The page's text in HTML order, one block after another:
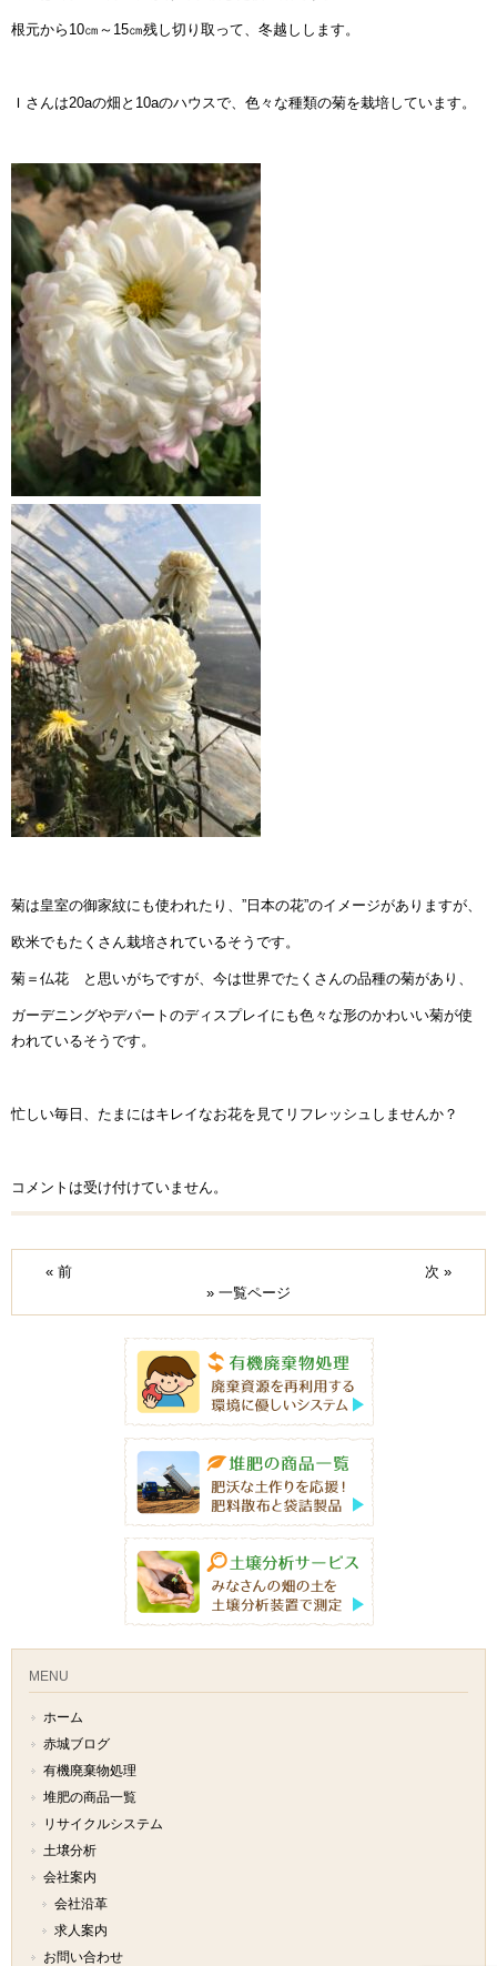
根元から10㎝～15㎝残し切り取って、冬越しします。
Ｉさんは20aの畑と10aのハウスで、色々な種類の菊を栽培しています。
菊は皇室の御家紋にも使われたり、”日本の花”のイメージがありますが、
欧米でもたくさん栽培されているそうです。
菊＝仏花 と思いがちですが、今は世界でたくさんの品種の菊があり、
ガーデニングやデパートのディスプレイにも色々な形のかわいい菊が使
われているそうです。
忙しい毎日、たまにはキレイなお花を見てリフレッシュしませんか？
コメントは受け付けていません。
« 前
次 »
» 一覧ページ
MENU
ホーム
赤城ブログ
有機廃棄物処理
堆肥の商品一覧
リサイクルシステム
土壌分析
会社案内
会社沿革
求人案内
お問い合わせ